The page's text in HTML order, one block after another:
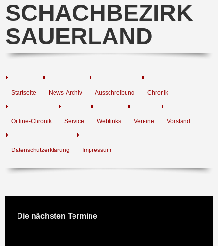
SCHACHBEZIRK
SAUERLAND
Startseite News-Archiv Ausschreibung Chronik
Online-Chronik Service Weblinks Vereine Vorstand
Datenschutzerklärung Impressum
Die nächsten Termine